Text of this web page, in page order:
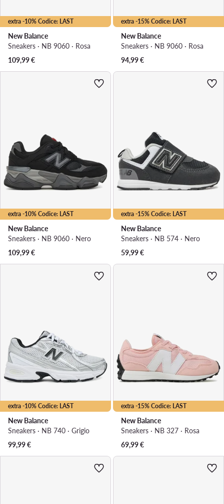
extra -10% Codice: LAST
New Balance
Sneakers · NB 9060 · Rosa
109,99€
extra -15% Codice: LAST
New Balance
Sneakers · NB 9060 · Rosa
94,99€
extra -10% Codice: LAST
New Balance
Sneakers · NB 9060 · Nero
109,99€
extra -15% Codice: LAST
New Balance
Sneakers · NB 574 · Nero
59,99€
extra -10% Codice: LAST
New Balance
Sneakers · NB 740 · Grigio
99,99€
extra -15% Codice: LAST
New Balance
Sneakers · NB 327 · Rosa
69,99€